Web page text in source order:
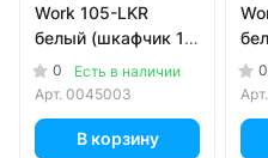
Work 105-LKR
белый (шкафчик 13
литров)
0
Есть в наличии
Арт. 0045003
В корзину
0
Арт.